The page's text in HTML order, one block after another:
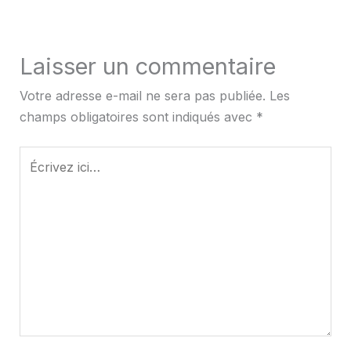
Laisser un commentaire
Votre adresse e-mail ne sera pas publiée. Les
champs obligatoires sont indiqués avec *
Écrivez
ici…